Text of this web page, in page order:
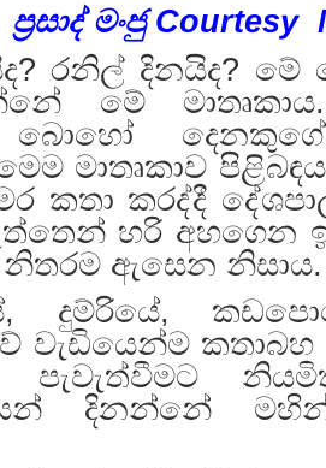
මංජු Courtesy
රනිල් දිනයිද?
මේ
මාතෘකාව
කතා කරද්දී
හරි
නිතරම ඇසෙන නිසාය.
දුම්රියේ,
වැඩියෙන්ම
පැවැත්වීමට
දිනන්නේ